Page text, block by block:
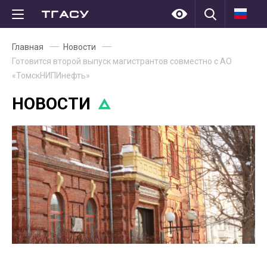
Главная
Новости
Готовится второй выпуск магистрантов совместно с АО
«ТомскНИПИнефть»
НОВОСТИ